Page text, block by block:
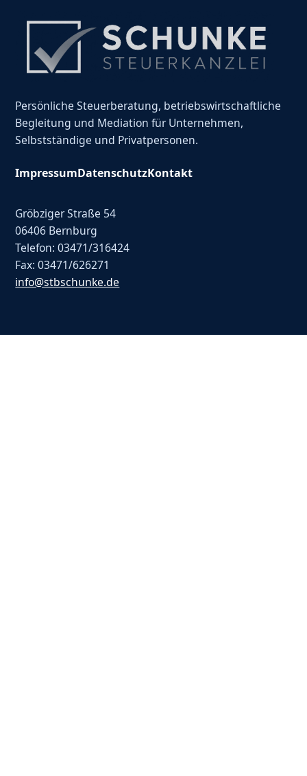
Persönliche Steuerberatung, betriebswirtschaftliche
Begleitung und Mediation für Unternehmen,
Selbstständige und Privatpersonen.
ImpressumDatenschutzKontakt
Gröbziger Straße 54
06406 Bernburg
Telefon: 03471/316424
Fax: 03471/626271
info@stbschunke.de